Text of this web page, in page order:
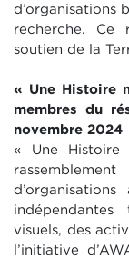
d’organisations
recherche. Ce
soutien de la
« Une Histoire
membres du
novembre 2024
« Une
visuels, des
l’initiative